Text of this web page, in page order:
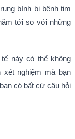
bình bị bệnh tim
tới so với những
này có thể không
nghiệm mà bạn
có bất cứ câu hỏi